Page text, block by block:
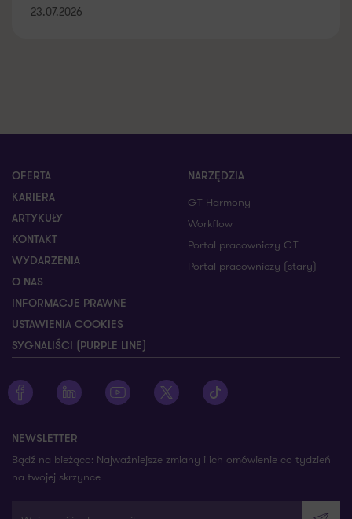
23.07.2026
OFERTA
KARIERA
ARTYKUŁY
KONTAKT
WYDARZENIA
O NAS
INFORMACJE PRAWNE
USTAWIENIA COOKIES
SYGNALIŚCI (PURPLE LINE)
NARZĘDZIA
GT Harmony
Workflow
Portal pracowniczy GT
Portal pracowniczy (stary)
Zobacz profil Grant Thornton na Facebooku
Zobacz profil Grant Thornton na LinkedIn
Zobacz profil Grant Thornton na YouTube
Zobacz profil Grant Thornton na X
Zobacz profil Grant
NEWSLETTER
Bądź na bieżąco: Najważniejsze zmiany i ich omówienie co tydzień
na twojej skrzynce